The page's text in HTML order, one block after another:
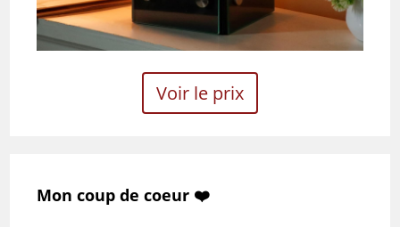
Voir le prix
Mon coup de coeur ❤️